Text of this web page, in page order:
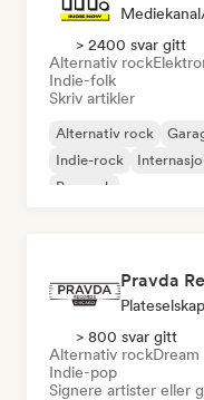
> 2400 svar gitt
Alternativ rock
Indie-folk
Skriv artikler
Alternativ rock
Indie-rock
Poprock
Pravda
Plateselskap
> 800 svar gitt
Alternativ rockDream
Indie-pop
Signere artister eller